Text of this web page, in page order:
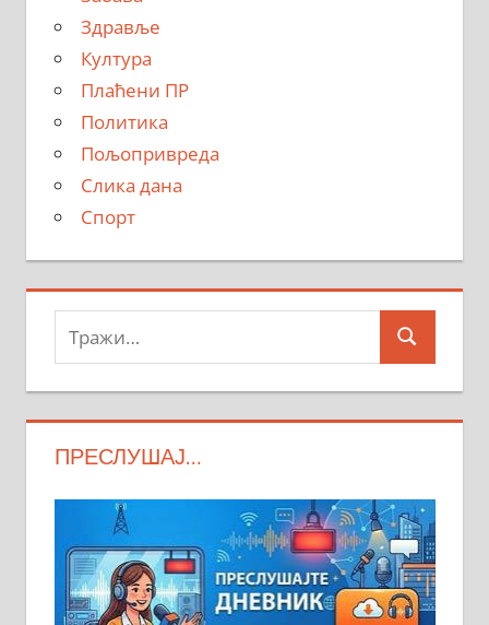
Здравље
Култура
Плаћени ПР
Политика
Пољопривреда
Слика дана
Спорт
Тражи:
Search
ПРЕСЛУШАЈ…